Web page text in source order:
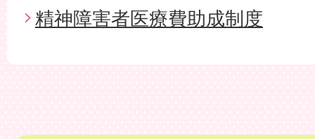
精神障害者医療費助成制度